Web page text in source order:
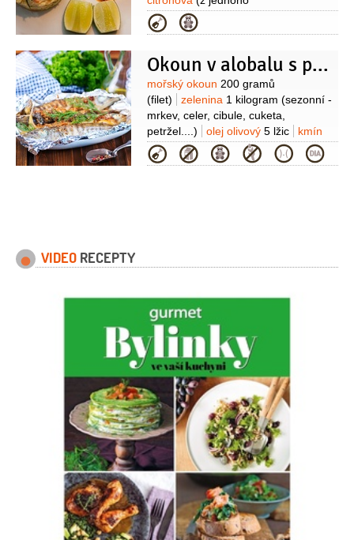
citronu)
sůl
strouhanka)
pažitka2 lžíce
Na salát:
2 kusy
vejce 2 kusy
okurky
2 kusy
majonéza 2 lžíce
šťáva
citronová (z jednoho citronu)
1 lžíce
(nasekaný) pepř
Kategorie
Okoun v alobalu s pečenou zeleninou
Suroviny
mořský okoun 200 gramů
(filet)
zelenina 1 kilogram (sezonní -
mrkev, celer, cibule, cuketa,
petržel....)
olej olivový 5 lžic
kmín
1 lžička
tymián 2 snítky
sůl
(nerafinovaná)
Kategorie
VIDEO RECEPTY